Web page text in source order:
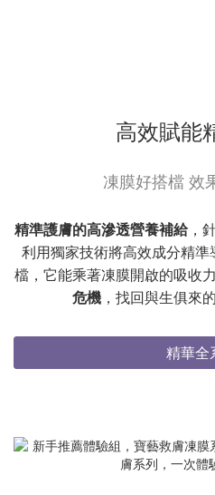
高效賦能
凍膜好搭檔 效
精準護膚的高滲透營養補給，
利用獨家技術將高效成分精
檔，它能乘著凍膜開啟的吸收
危機 ，找回與生俱來
精華全